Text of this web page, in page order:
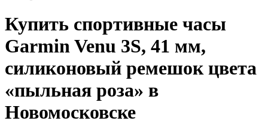
Купить спортивные часы
Garmin Venu 3S, 41 мм,
силиконовый ремешок цвета
«пыльная роза» в
Новомосковске